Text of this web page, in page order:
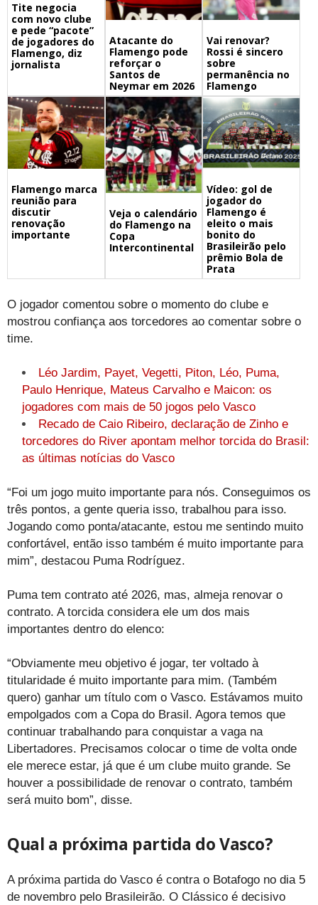
Tite negocia
com novo clube
e pede “pacote”
de jogadores do
Flamengo, diz
jornalista
Atacante do
Flamengo pode
reforçar o
Santos de
Neymar em 2026
Vai renovar?
Rossi é sincero
sobre
permanência no
Flamengo
Flamengo marca
reunião para
discutir
renovação
importante
Veja o calendário
do Flamengo na
Copa
Intercontinental
Vídeo: gol de
jogador do
Flamengo é
eleito o mais
bonito do
Brasileirão pelo
prêmio Bola de
Prata
O jogador comentou sobre o momento do clube e
mostrou confiança aos torcedores ao comentar sobre o
time.
Léo Jardim, Payet, Vegetti, Piton, Léo, Puma,
Paulo Henrique, Mateus Carvalho e Maicon: os
jogadores com mais de 50 jogos pelo Vasco
Recado de Caio Ribeiro, declaração de Zinho e
torcedores do River apontam melhor torcida do Brasil:
as últimas notícias do Vasco
“Foi um jogo muito importante para nós. Conseguimos os
três pontos, a gente queria isso, trabalhou para isso.
Jogando como ponta/atacante, estou me sentindo muito
confortável, então isso também é muito importante para
mim”, destacou Puma Rodríguez.
Puma tem contrato até 2026, mas, almeja renovar o
contrato. A torcida considera ele um dos mais
importantes dentro do elenco:
“Obviamente meu objetivo é jogar, ter voltado à
titularidade é muito importante para mim. (Também
quero) ganhar um título com o Vasco. Estávamos muito
empolgados com a Copa do Brasil. Agora temos que
continuar trabalhando para conquistar a vaga na
Libertadores. Precisamos colocar o time de volta onde
ele merece estar, já que é um clube muito grande. Se
houver a possibilidade de renovar o contrato, também
será muito bom”, disse.
Qual a próxima partida do Vasco?
A próxima partida do Vasco é contra o Botafogo no dia 5
de novembro pelo Brasileirão. O Clássico é decisivo